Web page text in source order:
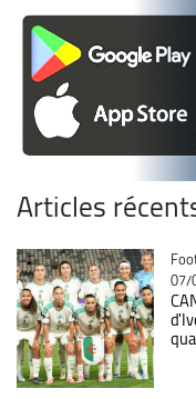
Articles
07/